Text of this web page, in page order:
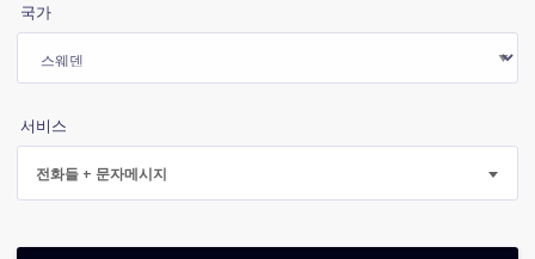
국가
서비스
전화들 + 문자메시지